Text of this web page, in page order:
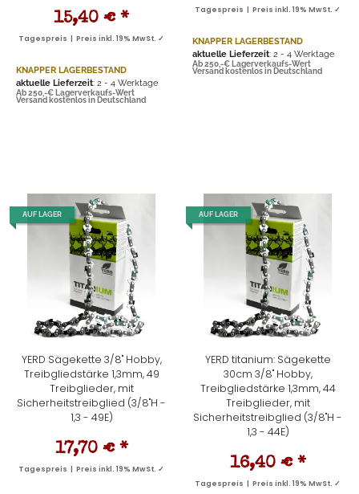
15,40 € *
Tagespreis | Preis inkl. 19% MwSt. ✓
KNAPPER LAGERBESTAND
aktuelle Lieferzeit: 2 - 4 Werktage
Ab 250,-€ Lagerverkaufs-Wert
Versand kostenlos in Deutschland
Tagespreis | Preis inkl. 19% MwSt. ✓
KNAPPER LAGERBESTAND
aktuelle Lieferzeit: 2 - 4 Werktage
Ab 250,-€ Lagerverkaufs-Wert
Versand kostenlos in Deutschland
AUF LAGER
YERD Sägekette 3/8" Hobby,
Treibgliedstärke 1,3mm, 49
Treibglieder, mit
Sicherheitstreibglied (3/8"H -
1,3 - 49E)
17,70 € *
Tagespreis | Preis inkl. 19% MwSt. ✓
AUF LAGER
YERD titanium: Sägekette
30cm 3/8" Hobby,
Treibgliedstärke 1,3mm, 44
Treibglieder, mit
Sicherheitstreibglied (3/8"H -
1,3 - 44E)
16,40 € *
Tagespreis | Preis inkl. 19% MwSt. ✓